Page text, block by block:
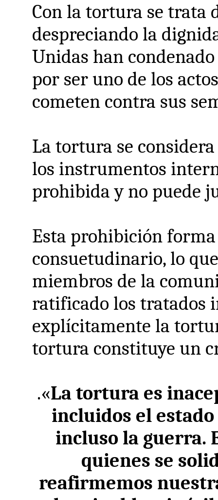
Con la tortura se trata
despreciando la
Unidas han
por ser uno de los
cometen contra sus
La tortura se
los instrumentos
prohibida y no puede
Esta prohibición
consuetudinario, lo
miembros de la
ratificado los tratados
explícitamente la
tortura constituye un
.«La tortura es
incluidos el
incluso la guerra.
quienes se
reafirmemos